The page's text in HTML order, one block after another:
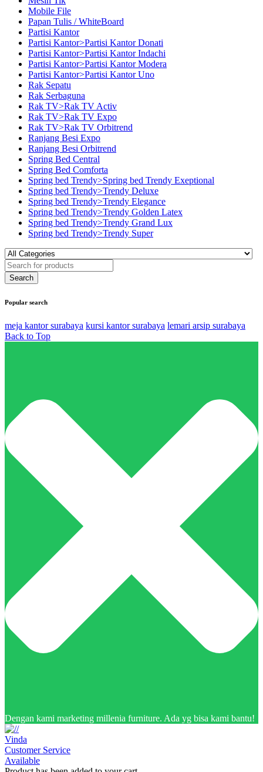
Mobile File
Papan Tulis / WhiteBoard
Partisi Kantor
Partisi Kantor>Partisi Kantor Donati
Partisi Kantor>Partisi Kantor Indachi
Partisi Kantor>Partisi Kantor Modera
Partisi Kantor>Partisi Kantor Uno
Rak Sepatu
Rak Serbaguna
Rak TV>Rak TV Activ
Rak TV>Rak TV Expo
Rak TV>Rak TV Orbitrend
Ranjang Besi Expo
Ranjang Besi Orbitrend
Spring Bed Central
Spring Bed Comforta
Spring bed Trendy>Spring bed Trendy Exeptional
Spring bed Trendy>Trendy Deluxe
Spring bed Trendy>Trendy Elegance
Spring bed Trendy>Trendy Golden Latex
Spring bed Trendy>Trendy Grand Lux
Spring bed Trendy>Trendy Super
Popular search
meja kantor surabaya kursi kantor surabaya lemari arsip surabaya
Back to Top
Dengan kami marketing millenia furniture. Ada yg bisa kami bantu!
Vinda
Customer Service
Available